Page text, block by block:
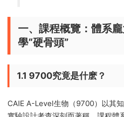
一、課程概覽：體系
學“硬骨頭”
1.1 9700究竟是什麽？
CAIE A-Level生物（9700）以其知